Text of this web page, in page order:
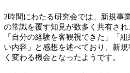
2時間にわたる研究会では、新規事
の常識を覆す知見が数多く共有さ
「自分の経験を客観視できた」「
い内容」と感想を述べており、新
く変わる機会となったようです。